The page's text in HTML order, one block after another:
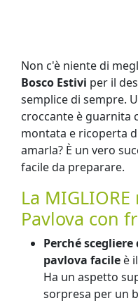
Non c'è niente di
Bosco Estivi per il
semplice di sempre.
croccante è guarnita
montata e ricoperta
amarla? È un vero
facile da preparare.
La
Pavlova con
Perché
pavlova facile è
Ha un aspetto
sorpresa per un